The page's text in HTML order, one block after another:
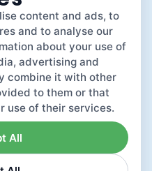
content and ads, to
and to analyse our
about your use of
advertising and
combine it with other
to them or that
use of their services.
All